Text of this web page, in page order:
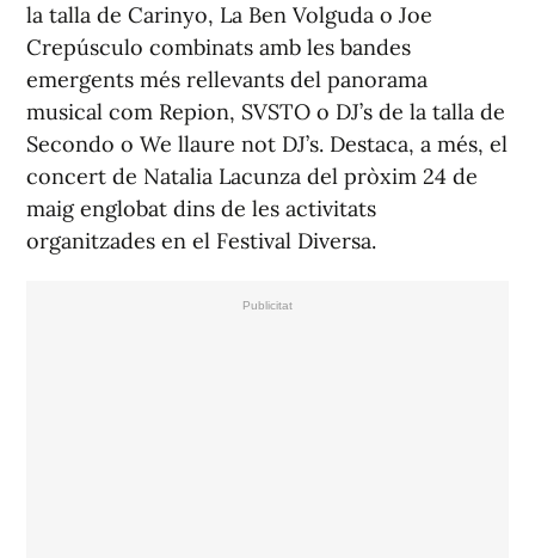
la talla de Carinyo, La Ben Volguda o Joe
Crepúsculo combinats amb les bandes
emergents més rellevants del panorama
musical com Repion, SVSTO o DJ’s de la talla de
Secondo o We llaure not DJ’s. Destaca, a més, el
concert de Natalia Lacunza del pròxim 24 de
maig englobat dins de les activitats
organitzades en el Festival Diversa.